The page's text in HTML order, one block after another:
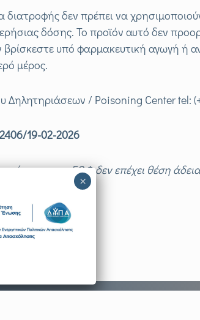
δεν πρέπει να
δόσης. Το προϊόν αυτό δεν
βρίσκεστε υπό φαρμακευτική αγωγή ή
μέρος.
Δηλητηριάσεων / Poisoning Center tel:
19-02-2026
στον ΕΟΦ δεν επέχει θέση